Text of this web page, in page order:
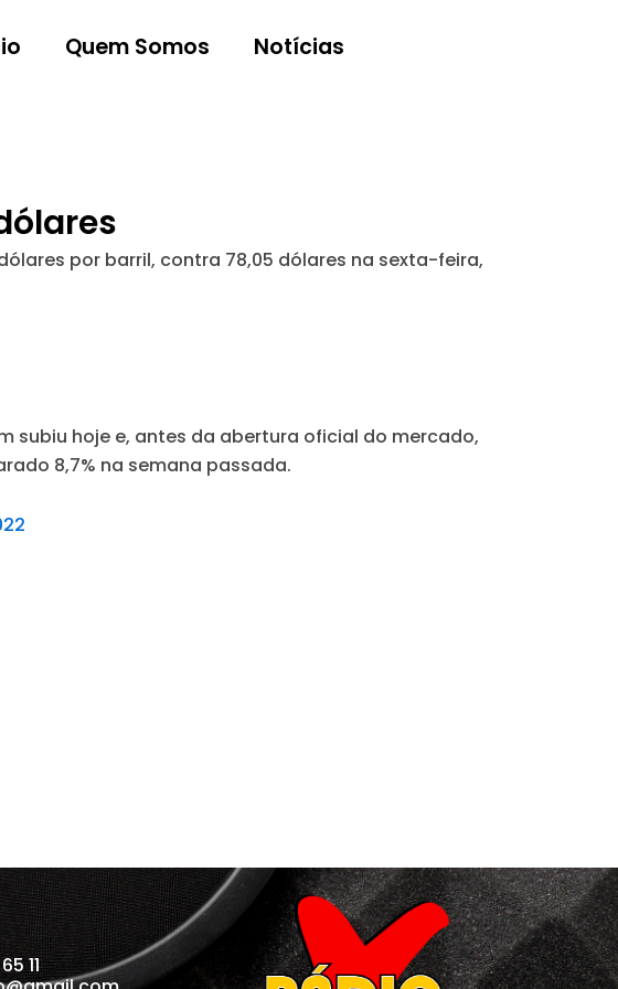
Quem Somos Notícias
por barril, contra 78,05 dólares na sexta-feira,
subiu hoje e, antes da abertura oficial do mercado,
8,7% na semana passada.
11